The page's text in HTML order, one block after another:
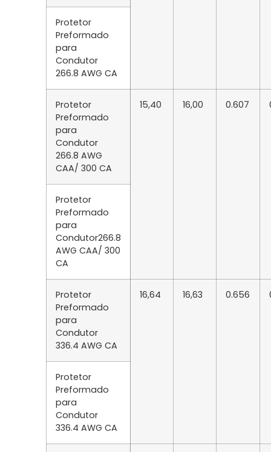
Protetor
Preformado
para
Condutor
266.8 AWG CA
Protetor
Preformado
para
Condutor
266.8 AWG
CAA/ 300 CA
15,40 16,00 0.607
Protetor
Preformado
para
Condutor266.8
AWG CAA/ 300
CA
Protetor
Preformado
para
Condutor
336.4 AWG CA
16,64 16,63 0.656
Protetor
Preformado
para
Condutor
336.4 AWG CA